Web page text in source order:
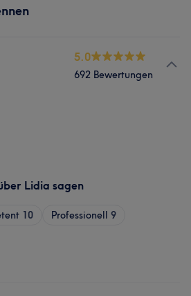
5.0
692 Bewertungen
Lidia sagen
10 Professionell 9